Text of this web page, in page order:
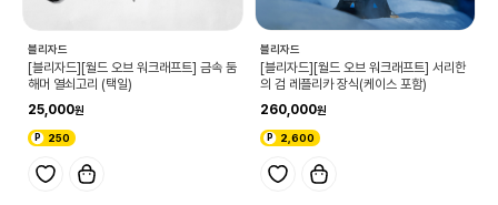
블리자드
[블리자드][월드 오브 워크래프트] 금속 둠
해머 열쇠고리 (택일)
25,000
250
블리자드
[블리자드][월드 오브 워크래프트] 서리한
의 검 레플리카 장식(케이스 포함)
260,000
2,600